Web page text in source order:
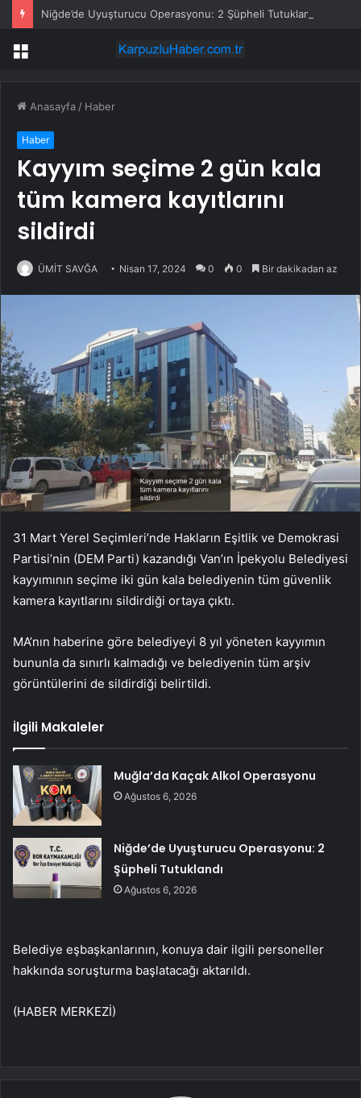
Niğde’de Uyuşturucu Operasyonu: 2 Şüpheli Tutuklandı
Menü
Anasayfa / Haber
Haber
Kayyım seçime 2 gün kala
tüm kamera kayıtlarını
sildirdi
ÜMİT SAVĞA Nisan 17, 2024 0 0 Bir dakikadan az
31 Mart Yerel Seçimleri’nde Hakların Eşitlik ve Demokrasi
Partisi’nin (DEM Parti) kazandığı Van’ın İpekyolu Belediyesi
kayyımının seçime iki gün kala belediyenin tüm güvenlik
kamera kayıtlarını sildirdiği ortaya çıktı.
MA’nın haberine göre belediyeyi 8 yıl yöneten kayyımın
bununla da sınırlı kalmadığı ve belediyenin tüm arşiv
görüntülerini de sildirdiği belirtildi.
İlgili Makaleler
Muğla’da Kaçak Alkol Operasyonu
Ağustos 6, 2026
Niğde’de Uyuşturucu Operasyonu: 2
Şüpheli Tutuklandı
Ağustos 6, 2026
Belediye eşbaşkanlarının, konuya dair ilgili personeller
hakkında soruşturma başlatacağı aktarıldı.
(HABER MERKEZİ)